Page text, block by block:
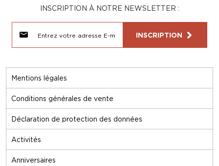
Mentions légales
Conditions générales de vente
Déclaration de protection des données
Activités
Anniversaires
INSCRIPTION À NOTRE NEWSLETTER :
INSCRIPTION